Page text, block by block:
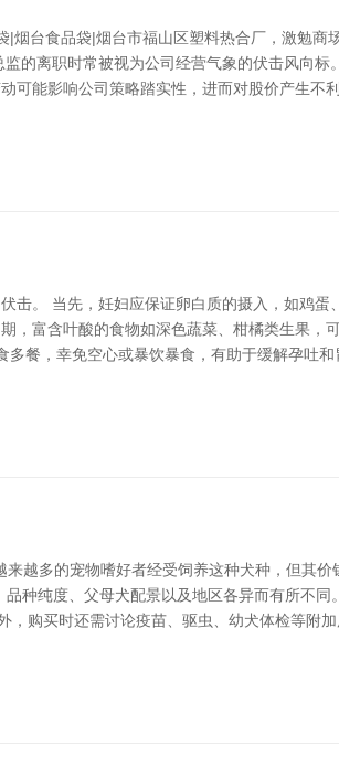
烟台食品袋|烟台市福山区塑料热合厂，激勉商
的离职时常被视为公司经营气象的伏击风向标
可能影响公司策略踏实性，进而对股价产生不
击。 当先，妊妇应保证卵白质的摄入，如鸡蛋
，富含叶酸的食物如深色蔬菜、柑橘类生果，
餐，幸免空心或暴饮暴食，有助于缓解孕吐和
越多的宠物嗜好者经受饲养这种犬种，但其价
种纯度、父母犬配景以及地区各异而有所不同
购买时还需讨论疫苗、驱虫、幼犬体检等附